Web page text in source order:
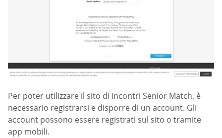
Per poter utilizzare il sito di incontri Senior Match, è
necessario registrarsi e disporre di un account. Gli
account possono essere registrati sul sito o tramite
app mobili.